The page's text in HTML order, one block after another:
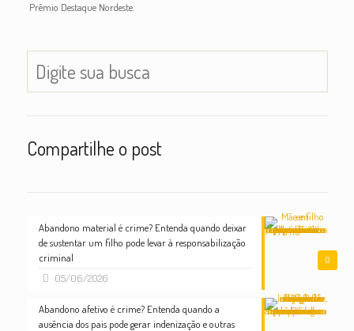
Prêmio Destaque Nordeste.
Compartilhe o post
0
Abandono material é crime? Entenda quando deixar
de sustentar um filho pode levar à responsabilização
criminal
05/06/2026
Abandono afetivo é crime? Entenda quando a
ausência dos pais pode gerar indenização e outras